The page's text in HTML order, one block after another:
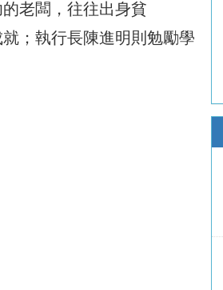
老闆，往往出身貧
；執行長陳進明則勉勵學